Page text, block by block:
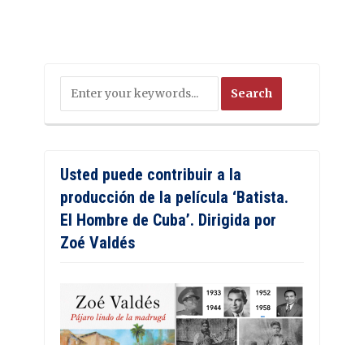
Usted puede contribuir a la
producción de la película ‘Batista.
El Hombre de Cuba’. Dirigida por
Zoé Valdés